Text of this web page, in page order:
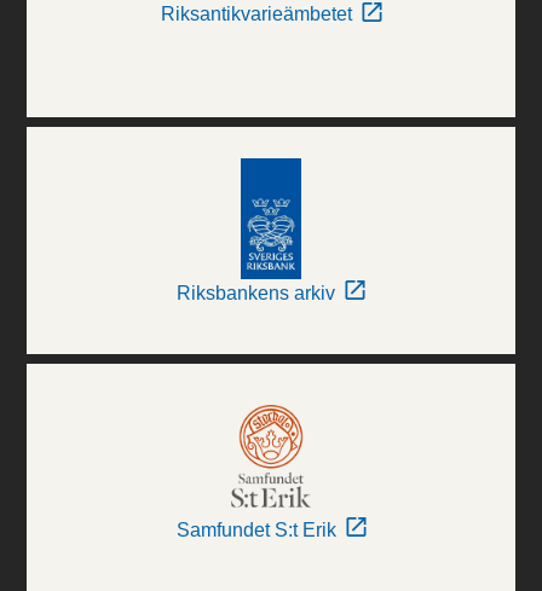
Riksantikvarieämbetet
Riksbankens arkiv
Samfundet S:t Erik